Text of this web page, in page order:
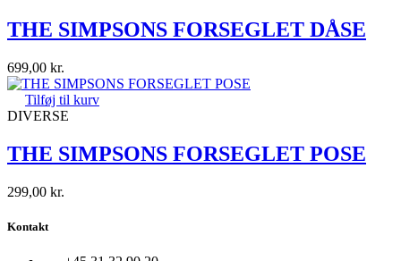
THE SIMPSONS FORSEGLET DÅSE
699,00 kr.
Tilføj til kurv
DIVERSE
THE SIMPSONS FORSEGLET POSE
299,00 kr.
Kontakt